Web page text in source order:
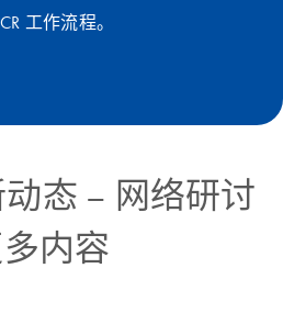
工作流程。
动态 – 网络研讨
内容